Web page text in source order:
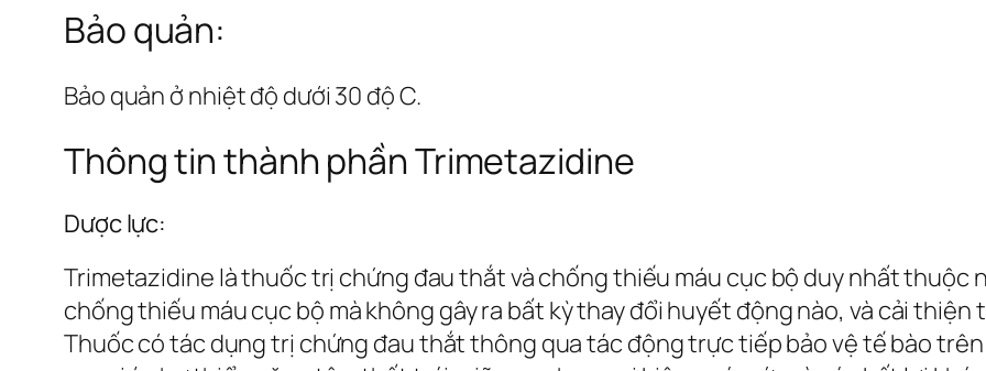
Bảo quản:
Bảo quản ở nhiệt độ dưới 30 độ C.
Thông tin thành phần Trimetazidine
Dược lực:
Trimetazidine là thuốc trị chứng đau thắt và chống thiếu máu cục bộ duy nhất thuộc
chống thiếu máu cục bộ mà không gây ra bất kỳ thay đổi huyết động nào, và cải
Thuốc có tác dụng trị chứng đau thắt thông qua tác động trực tiếp bảo vệ tế bào